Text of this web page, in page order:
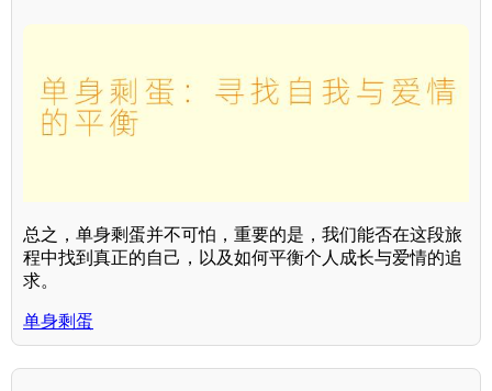
总之，单身剩蛋并不可怕，重要的是，我们能否在这段旅
程中找到真正的自己，以及如何平衡个人成长与爱情的追
求。
单身剩蛋